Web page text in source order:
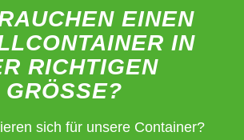
EINEN
IN
RICHTIGEN
GRÖSSE?
sich für unsere Container?